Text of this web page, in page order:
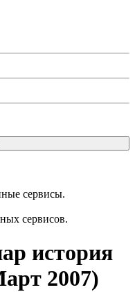
сервисы.
сервисов.
история
2007)